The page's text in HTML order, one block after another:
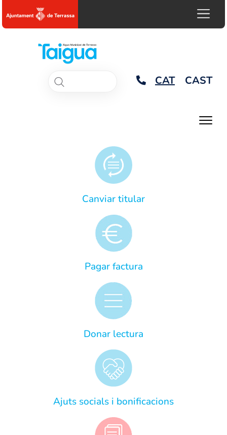
CAT CAST
Canviar titular
Pagar factura
Donar lectura
Ajuts socials i bonificacions